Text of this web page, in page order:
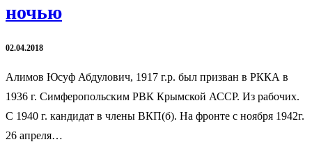
ночью
02.04.2018
Алимов Юсуф Абдулович, 1917 г.р. был призван в РККА в
1936 г. Симферопольским РВК Крымской АССР. Из рабочих.
С 1940 г. кандидат в члены ВКП(б). На фронте с ноября 1942г.
26 апреля…